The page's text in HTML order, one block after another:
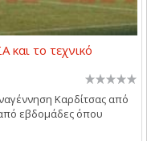
και το τεχνικό
Καρδίτσας από
εβδομάδες όπου